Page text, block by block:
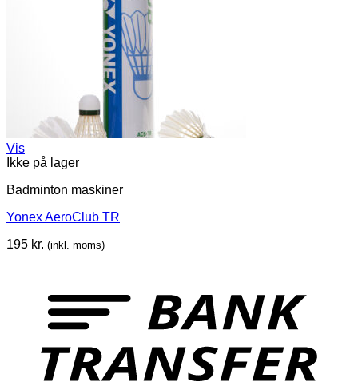
Vis
Ikke på lager
Badminton maskiner
Yonex AeroClub TR
195 kr. (inkl. moms)